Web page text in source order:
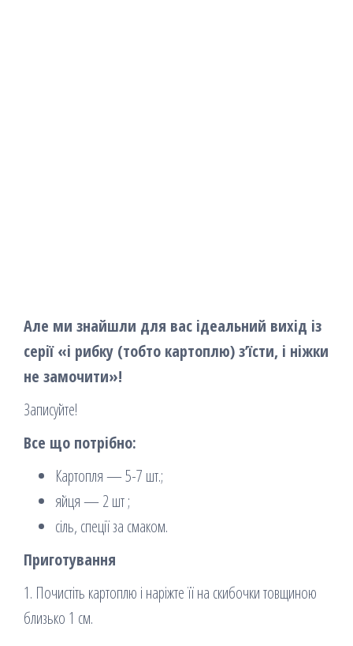
Але ми знайшли для вас ідеальний вихід із
серії «і рибку (тобто картоплю) з’їсти, і ніжки
не замочити»!
Записуйте!
Все що потрібно:
Картопля — 5-7 шт.;
яйця — 2 шт ;
сіль, спеції за смаком.
Приготування
1. Почистіть картоплю і наріжте її на скибочки товщиною
близько 1 см.